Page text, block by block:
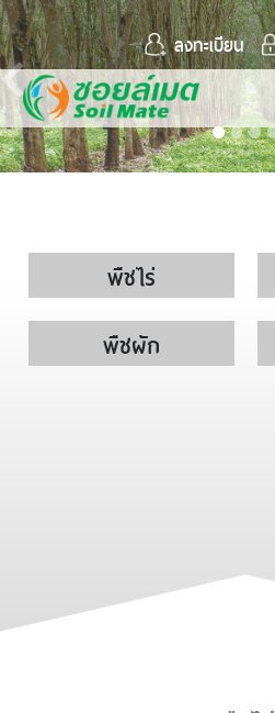
ลงทะเบียน
Previous
พืชไร่
พืชผัก